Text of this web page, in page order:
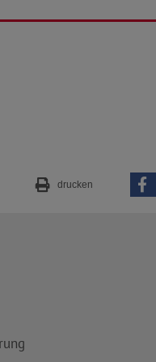
drucken